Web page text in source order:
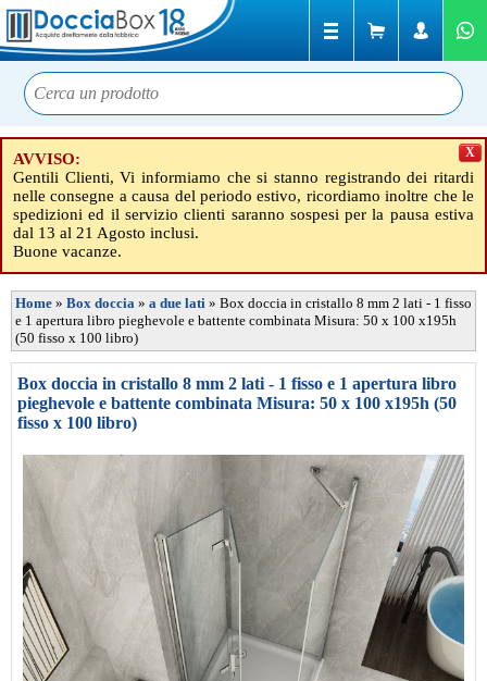
AVVISO:
Gentili Clienti, Vi informiamo che si stanno registrando dei ritardi
nelle consegne a causa del periodo estivo, ricordiamo inoltre che le
spedizioni ed il servizio clienti saranno sospesi per la pausa estiva
dal 13 al 21 Agosto inclusi.
Buone vacanze.
X
Home » Box doccia » a due lati » Box doccia in cristallo 8 mm 2 lati - 1 fisso
e 1 apertura libro pieghevole e battente combinata Misura: 50 x 100 x195h
(50 fisso x 100 libro)
Box doccia in cristallo 8 mm 2 lati - 1 fisso e 1 apertura libro
pieghevole e battente combinata Misura: 50 x 100 x195h (50
fisso x 100 libro)